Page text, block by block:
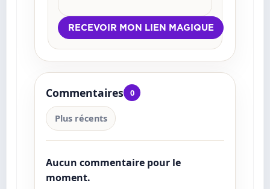
Commentaires 0
Plus récents
Aucun commentaire pour le
moment.